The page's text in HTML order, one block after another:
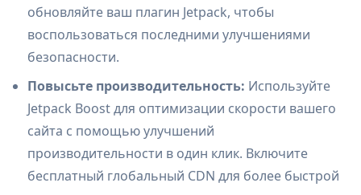
обновляйте ваш плагин Jetpack, чтобы
воспользоваться последними улучшениями
безопасности.
Повысьте производительность: Используйте
Jetpack Boost для оптимизации скорости вашего
сайта с помощью улучшений
производительности в один клик. Включите
бесплатный глобальный CDN для более быстрой